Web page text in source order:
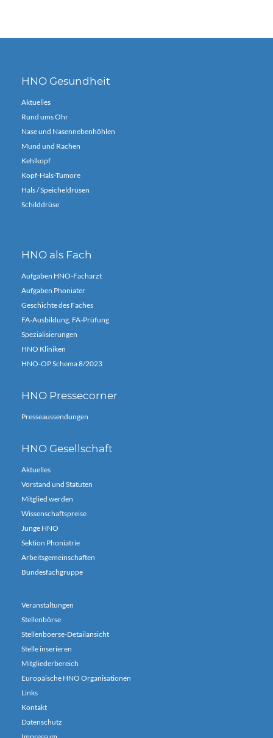
HNO Gesundheit
Aktuelles
Rund ums Ohr
Nase und Nasennebenhöhlen
Mund und Rachen
Kehlkopf
Kopf-Hals-Tumore
Hals / Speicheldrüsen
Schilddrüse
HNO als Fach
Aufgaben HNO-Facharzt
Aufgaben Phoniater
Geschichte des Faches
FA-Ausbildung, FA-Prüfung
Spezialisierungen
HNO Kliniken
HNO-OP Schema 8/2023
HNO Pressecorner
Presseaussendungen
HNO Gesellschaft
Aktuelles
Vorstand und Statuten
Mitglied werden
Wissenschaftspreise
Junge HNO
Sektion Phoniatrie
Arbeitsgemeinschaften
Bundesfachgruppe
Veranstaltungen
Stellenbörse
Stellenboerse-Detailansicht
Stelle inserieren
Mitgliederbereich
Europäische HNO Organisationen
Links
Kontakt
Datenschutz